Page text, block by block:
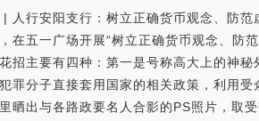
| 人行安阳支行：树立正确货币观念、防
在五一广场开展“树立正确货币观念、防
招主要有四种：第一是号称高大上的神
分子直接套用国家的相关政策，利用
晒出与各路政要名人合影的PS照片，取